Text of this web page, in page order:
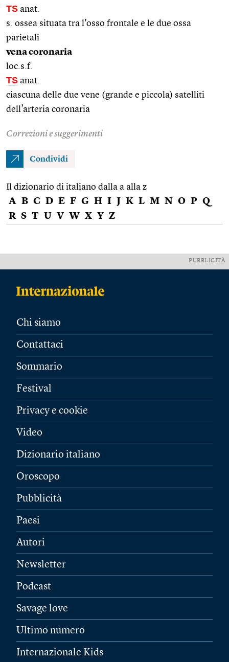
TS anat.
s. ossea situata tra l'osso frontale e le due ossa
parietali
vena coronaria
loc.s.f.
TS anat.
ciascuna delle due vene (grande e piccola) satelliti
dell’arteria coronaria
Correzioni e suggerimenti
Condividi
Il dizionario di italiano dalla a alla z
A B C D E F G H I J K L M N O P Q
R S T U V W X Y Z
PUBBLICITÀ
Chi siamo
Contattaci
Sommario
Festival
Privacy e cookie
Video
Dizionario italiano
Oroscopo
Pubblicità
Paesi
Autori
Newsletter
Podcast
Savage love
Ultimo numero
Internazionale Kids